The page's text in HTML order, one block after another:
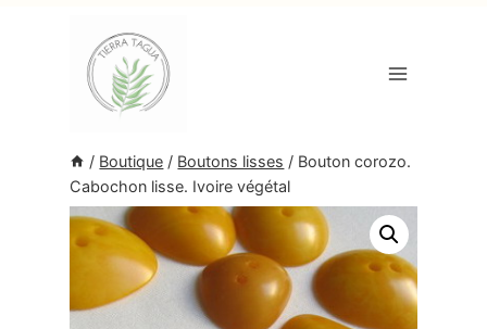
/ Boutique / Boutons lisses / Bouton corozo.
Cabochon lisse. Ivoire végétal